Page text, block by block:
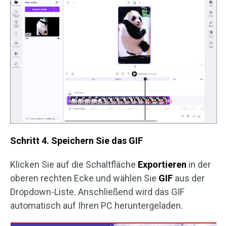
Schritt 4. Speichern Sie das GIF
Klicken Sie auf die Schaltfläche Exportieren in der
oberen rechten Ecke und wählen Sie GIF aus der
Dropdown-Liste. Anschließend wird das GIF
automatisch auf Ihren PC heruntergeladen.